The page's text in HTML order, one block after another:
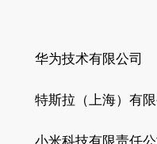
华为技术有限公
特斯拉（上海）有